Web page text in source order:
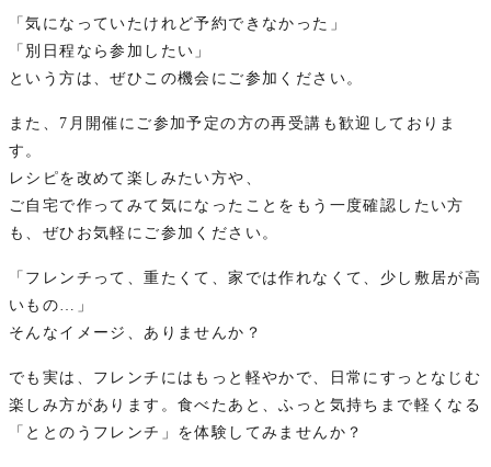
「気になっていたけれど予約できなかった」
「別日程なら参加したい」
という方は、ぜひこの機会にご参加ください。
また、7月開催にご参加予定の方の再受講も歓迎しておりま
す。
レシピを改めて楽しみたい方や、
ご自宅で作ってみて気になったことをもう一度確認したい方
も、ぜひお気軽にご参加ください。
「フレンチって、重たくて、家では作れなくて、少し敷居が高
いもの…」
そんなイメージ、ありませんか？
でも実は、フレンチにはもっと軽やかで、日常にすっとなじむ
楽しみ方があります。食べたあと、ふっと気持ちまで軽くなる
「ととのうフレンチ」を体験してみませんか？